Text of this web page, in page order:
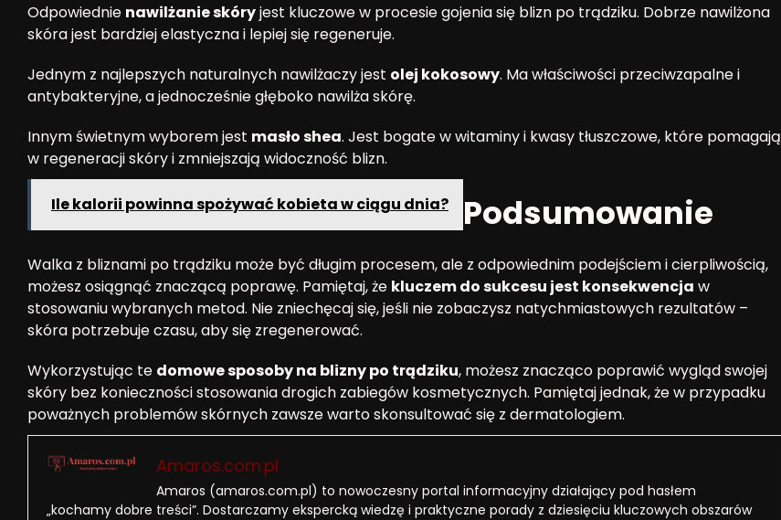
Odpowiednie nawilżanie skóryjest kluczowe w procesie gojenia się blizn po trądziku. Dobrze nawilżona
skóra jest bardziej elastyczna i lepiej się regeneruje.
Jednym z najlepszych naturalnych nawilżaczy jest olej kokosowy. Ma właściwości przeciwzapalne i
antybakteryjne, a jednocześnie głęboko nawilża skórę.
Innym świetnym wyborem jest masło shea. Jest bogate w witaminy i kwasy tłuszczowe, które pomagają
w regeneracji skóry i zmniejszają widoczność blizn.
Ile kalorii powinna spożywać kobieta w ciągu dnia? Podsumowanie
Walka z bliznami po trądziku może być długim procesem, ale z odpowiednim podejściem i cierpliwością,
możesz osiągnąć znaczącą poprawę. Pamiętaj, że kluczem do sukcesu jest konsekwencja w
stosowaniu wybranych metod. Nie zniechęcaj się, jeśli nie zobaczysz natychmiastowych rezultatów –
skóra potrzebuje czasu, aby się zregenerować.
Wykorzystując te domowe sposoby na blizny po trądziku, możesz znacząco poprawić wygląd swojej
skóry bez konieczności stosowania drogich zabiegów kosmetycznych. Pamiętaj jednak, że w przypadku
poważnych problemów skórnych zawsze warto skonsultować się z dermatologiem.
Amaros.com.pl
Amaros (amaros.com.pl) to nowoczesny portal informacyjny działający pod hasłem
„kochamy dobre treści”. Dostarczamy ekspercką wiedzę i praktyczne porady z dziesięciu kluczowych obszarów